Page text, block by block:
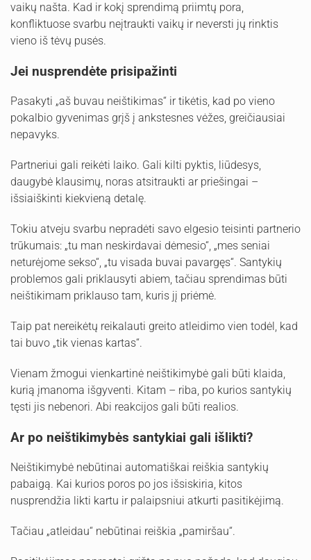
vaikų našta. Kad ir kokį sprendimą priimtų pora,
konfliktuose svarbu neįtraukti vaikų ir neversti jų rinktis
vieno iš tėvų pusės.
Jei nusprendėte prisipažinti
Pasakyti „aš buvau neištikimas“ ir tikėtis, kad po vieno
pokalbio gyvenimas grįš į ankstesnes vėžes, greičiausiai
nepavyks.
Partneriui gali reikėti laiko. Gali kilti pyktis, liūdesys,
daugybė klausimų, noras atsitraukti ar priešingai –
išsiaiškinti kiekvieną detalę.
Tokiu atveju svarbu nepradėti savo elgesio teisinti partnerio
trūkumais: „tu man neskirdavai dėmesio“, „mes seniai
neturėjome sekso“, „tu visada buvai pavargęs“. Santykių
problemos gali priklausyti abiem, tačiau sprendimas būti
neištikimam priklauso tam, kuris jį priėmė.
Taip pat nereikėtų reikalauti greito atleidimo vien todėl, kad
tai buvo „tik vienas kartas“.
Vienam žmogui vienkartinė neištikimybė gali būti klaida,
kurią įmanoma išgyventi. Kitam – riba, po kurios santykių
tęsti jis nebenori. Abi reakcijos gali būti realios.
Ar po neištikimybės santykiai gali išlikti?
Neištikimybė nebūtinai automatiškai reiškia santykių
pabaigą. Kai kurios poros po jos išsiskiria, kitos
nusprendžia likti kartu ir palaipsniui atkurti pasitikėjimą.
Tačiau „atleidau“ nebūtinai reiškia „pamiršau“.